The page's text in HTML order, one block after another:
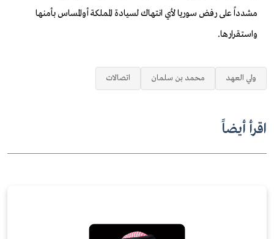
مشدداً على رفض سوريا لأي انتهاك لسيادة المملكة أوالمساس بأمنها
واستقرارها.
ولي العهد محمد بن سلمان اتصالات
اقرأ أيضاً